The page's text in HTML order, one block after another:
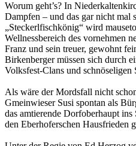
Worum geht’s? In
Dampfen – und das gar nicht mal
„Steckerlfischkönig“ wird
Wellnessbereich des vornehmen
Franz und sein treuer, gewohnt
Birkenberger müssen sich durch
Volksfest-Clans und
Als wäre der Mordsfall nicht
Gmeinwieser Susi spontan als
das amtierende Dorfoberhaupt
den Eberhoferschen Hausfrieden